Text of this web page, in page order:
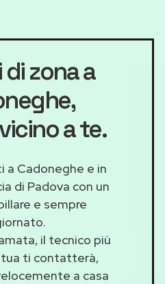
zona a
,
a te.
a Cadoneghe e in
di Padova con un
e sempre
il tecnico più
tua ti contatterà,
a casa